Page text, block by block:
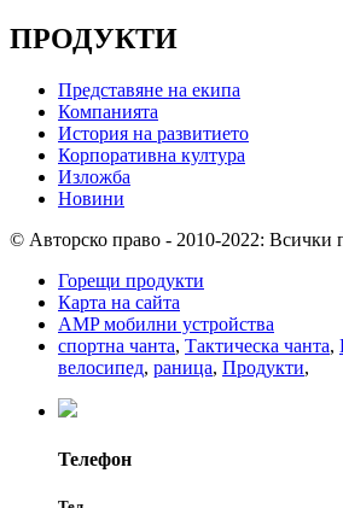
ПРОДУКТИ
Представяне на екипа
Компанията
История на развитието
Корпоративна култура
Изложба
Новини
© Авторско право - 2010-2022: Всички
Горещи продукти
Карта на сайта
AMP мобилни устройства
спортна чанта, Тактическа чанта,
велосипед, раница, Продукти,
Телефон